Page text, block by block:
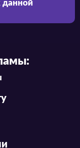
данной